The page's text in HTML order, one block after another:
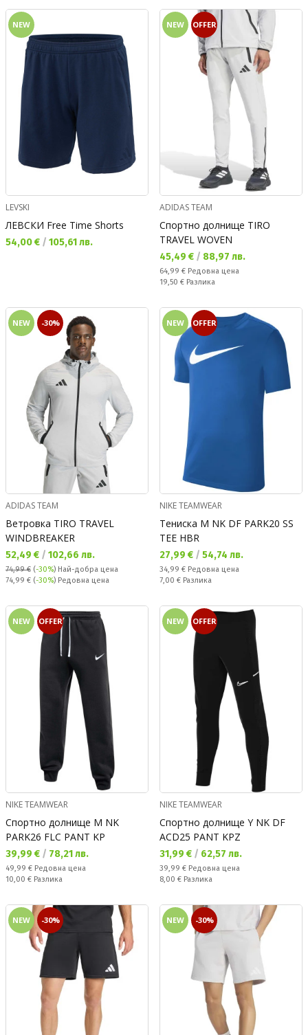
NEW
LEVSKI
ЛЕВСКИ Free Time Shorts
Текуща цена:
54,00 € / 105,61 лв.
NEW OFFER
ADIDAS TEAM
Спортно долнище TIRO
TRAVEL WOVEN
Текуща цена:
45,49 € / 88,97 лв.
Редовна цена:
64,99 € Редовна цена
Спестявате:
19,50 € Разлика
NEW -30%
ADIDAS TEAM
Ветровка TIRO TRAVEL
WINDBREAKER
Текуща цена:
52,49 € / 102,66 лв.
74,99 € (-30%) Най-добра цена
Редовна цена:
74,99 € (-30%) Редовна цена
NEW OFFER
NIKE TEAMWEAR
Тениска M NK DF PARK20 SS
TEE HBR
Текуща цена:
27,99 € / 54,74 лв.
Редовна цена:
34,99 € Редовна цена
Спестявате:
7,00 € Разлика
NEW OFFER
NIKE TEAMWEAR
Спортно долнище M NK
PARK26 FLC PANT KP
Текуща цена:
39,99 € / 78,21 лв.
Редовна цена:
49,99 € Редовна цена
Спестявате:
10,00 € Разлика
NEW OFFER
NIKE TEAMWEAR
Спортно долнище Y NK DF
ACD25 PANT KPZ
Текуща цена:
31,99 € / 62,57 лв.
Редовна цена:
39,99 € Редовна цена
Спестявате:
8,00 € Разлика
NEW -30% NEW -30%